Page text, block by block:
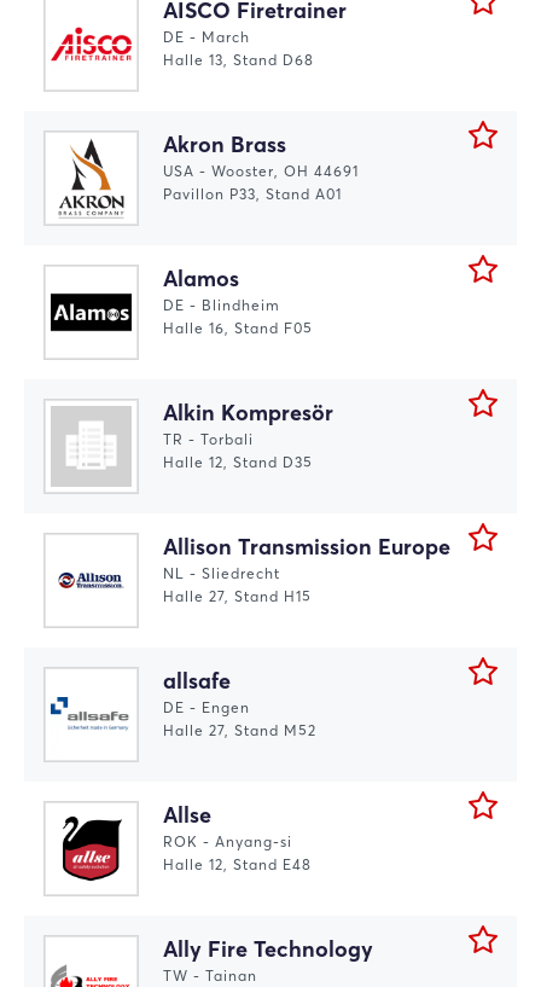
AISCO Firetrainer
DE - March
Halle 13, Stand D68
Akron Brass
USA - Wooster, OH 44691
Pavillon P33, Stand A01
Alamos
DE - Blindheim
Halle 16, Stand F05
Alkin Kompresör
TR - Torbali
Halle 12, Stand D35
Allison Transmission Europe
NL - Sliedrecht
Halle 27, Stand H15
allsafe
DE - Engen
Halle 27, Stand M52
Allse
ROK - Anyang-si
Halle 12, Stand E48
Ally Fire Technology
TW - Tainan